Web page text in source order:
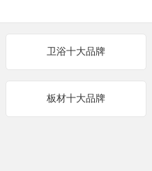
卫浴十大品牌
板材十大品牌